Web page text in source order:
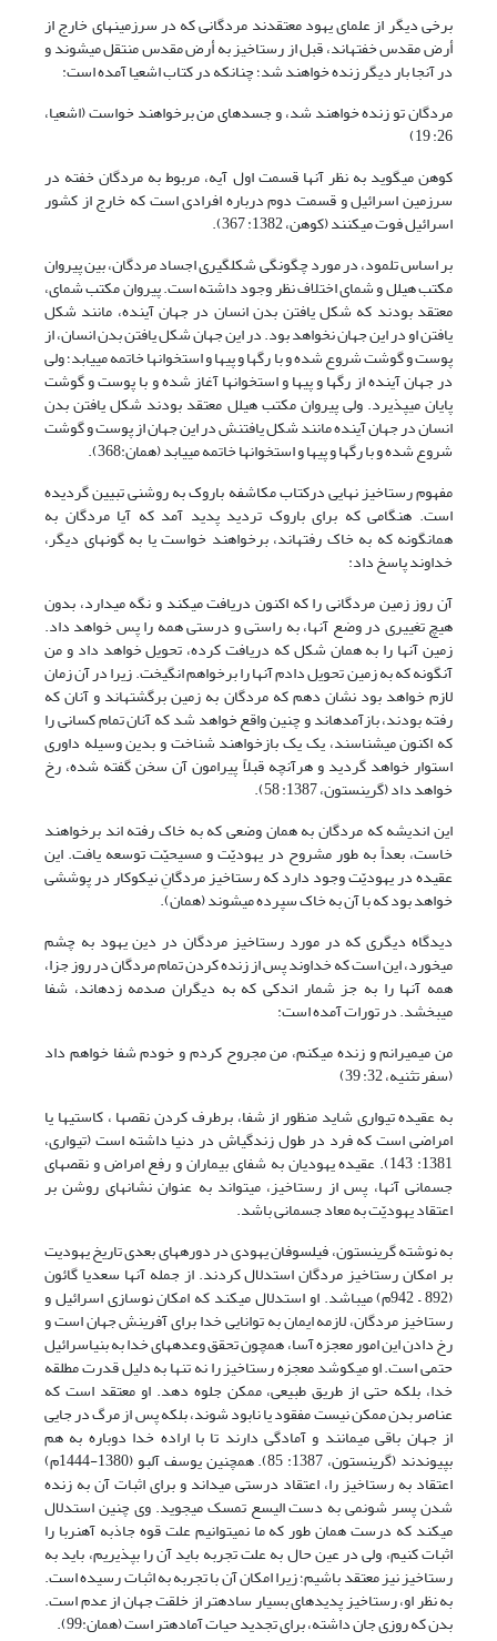
برخی دیگر از علمای یهود معتقدند مردگانی که در سرزمین‏های خارج از
أرض مقدس خفته‏اند، قبل از رستاخیز به أرض مقدس منتقل می‏شوند و
در آنجا بار دیگر زنده خواهند شد؛ چنانکه در کتاب اشعیا آمده است:
مردگان تو زنده خواهند شد، و جسدهای من برخواهند خواست (اشعیا،
26: 19)
کوهن می‏گوید به نظر آنها قسمت اول آیه، مربوط به مردگان خفته در
سرزمین اسرائیل و قسمت دوم درباره افرادی است که خارج از کشور
اسرائیل فوت می‏کنند (کوهن، 1382: 367).
بر اساس تلمود، در مورد چگونگی شکل‏گیری اجساد مردگان، بین پیروان
مکتب هیلل و شمای اختلاف نظر وجود داشته است. پیروان مکتب شمای،
معتقد بودند که شکل یافتن بدن انسان در جهان آینده، مانند شکل
یافتن او در این جهان نخواهد بود. در این جهان شکل یافتن بدن انسان، از
پوست و گوشت شروع شده و با رگ‏ها و پی‏ها و استخوان‏ها خاتمه می‏یابد؛ ولی
در جهان آینده از رگ‏ها و پی‏ها و استخوان‏ها آغاز شده و با پوست و گوشت
پایان می‏پذیرد. ولی پیروان مکتب هیلل معتقد بودند شکل یافتن بدن
انسان در جهان آینده مانند شکل یافتنش در این جهان از پوست و گوشت
شروع شده و با رگ‏ها و پی‏ها و استخوان‏ها خاتمه می‏یابد (همان:368).
مفهوم رستاخیز نهایی درکتاب مکاشفه باروک به روشنی تبیین گردیده
است. هنگامی که برای باروک تردید پدید آمد که آیا مردگان به
همان‏گونه که به خاک رفته‏اند، برخواهند خواست یا به گونه‏ای دیگر،
خداوند پاسخ داد:
آن روز زمین مردگانی را که اکنون دریافت می‏کند و نگه می‏دارد، بدون
هیچ تغییری در وضع آنها، به راستی و درستی همه را پس خواهد داد.
زمین آنها را به همان شکل که دریافت کرده، تحویل خواهد داد و من
آن‏گونه که به زمین تحویل دادم آنها را برخواهم انگیخت. زیرا در آن زمان
لازم خواهد بود نشان دهم که مردگان به زمین برگشته‏اند و آنان که
رفته بودند، بازآمده‏اند و چنین واقع خواهد شد که آنان تمام کسانی را
که اکنون می‏شناسند، یک یک بازخواهند شناخت و بدین وسیله داوری
استوار خواهد گردید و هرآنچه قبلاً پیرامون آن سخن گفته شده، رخ
خواهد داد (گرینستون، 1387: 58).
این اندیشه که مردگان به همان وضعی که به خاک رفته اند برخواهند
خاست، بعداً به طور مشروح در یهودیّت و مسیحیّت توسعه یافت. این
عقیده در یهودیّت وجود دارد که رستاخیز مردگانِ نیکوکار در پوششی
خواهد بود که با آن به خاک سپرده می‏شوند (همان).
دیدگاه دیگری که در مورد رستاخیز مردگان در دین یهود به چشم
می‏خورد، این است که خداوند پس از زنده کردن تمام مردگان در روز جزا،
همه آن‏ها را به جز شمار اندکی که به دیگران صدمه زده‏اند، شفا
می‏بخشد. در تورات آمده است:
من می‏میرانم و زنده می‏کنم، من مجروح کردم و خودم شفا خواهم داد
(سفر تثنیه، 32: 39)
به عقیده تیواری شاید منظور از شفا، برطرف کردن نقص‏ها ، کاستی‏ها یا
امراضی است که فرد در طول زندگی‏اش در دنیا داشته است (تیواری،
1381: 143). عقیده یهودیان به شفای بیماران و رفع امراض و نقص‏های
جسمانی آنها، پس از رستاخیز، می‏تواند به عنوان نشانه‏ای روشن بر
اعتقاد یهودیّت به معاد جسمانی باشد.
به نوشته گرینستون، فیلسوفان یهودی در دوره‏های بعدی تاریخ یهودیت
بر امکان رستاخیز مردگان استدلال کردند. از جمله آن‏ها سعدیا گائون
(892 – 942م) می‏باشد. او استدلال می‏کند که امکان نوسازی اسرائیل و
رستاخیز مردگان، لازمه ایمان به توانایی خدا برای آفرینش جهان است و
رخ دادن این امور معجزه آسا، همچون تحقق وعده‏های خدا به بنی‏اسرائیل
حتمی است. او می‏کوشد معجزه رستاخیز را نه تنها به دلیل قدرت مطلقه
خدا، بلکه حتی از طریق طبیعی، ممکن جلوه دهد. او معتقد است که
عناصر بدن ممکن نیست مفقود یا نابود شوند، بلکه پس از مرگ در جایی
از جهان باقی می‏مانند و آمادگی دارند تا با اراده خدا دوباره به هم
بپیوندند (گرینستون، 1387: 85). همچنین یوسف آلبو (1380-1444م)
اعتقاد به رستاخیز را، اعتقاد درستی می‏داند و برای اثبات آن به زنده
شدن پسر شونمی به دست الیسع تمسک می‏جوید. وی چنین استدلال
می‏کند که درست همان طور که ما نمی‏توانیم علت قوه جاذبه آهنربا را
اثبات کنیم، ولی در عین حال به علت تجربه باید آن را بپذیریم، باید به
رستاخیز نیز معتقد باشیم؛ زیرا امکان آن با تجربه به اثبات رسیده است.
به نظر او، رستاخیز پدیده‏ای بسیار ساده‏تر از خلقت جهان از عدم است.
بدن که روزی جان داشته، برای تجدید حیات آماده‏تر است (همان:99).